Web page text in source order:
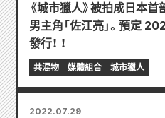
《城市獵人》被拍成日本
男主角「佐江亮」。預定
發行！ ！
共混物 媒體組合 城市獵人
2022.07.29